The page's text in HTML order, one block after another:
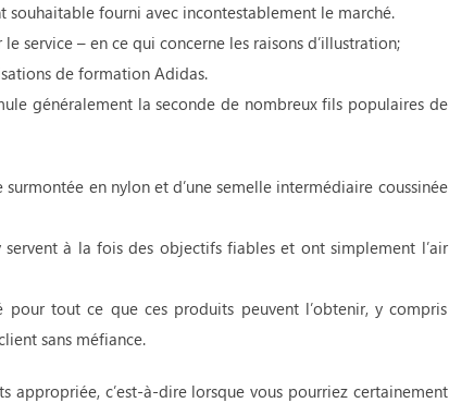
souhaitable fourni avec incontestablement le marché.
service – en ce qui concerne les raisons d’illustration;
de formation Adidas.
généralement la seconde de nombreux fils populaires de
en nylon et d’une semelle intermédiaire coussinée
servent à la fois des objectifs fiables et ont simplement l’air
tout ce que ces produits peuvent l’obtenir, y compris
sans méfiance.
appropriée, c’est-à-dire lorsque vous pourriez certainement